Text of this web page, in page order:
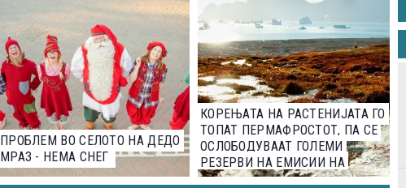
ПРОБЛЕМ ВО СЕЛОТО НА ДЕДО
МРАЗ - НЕМА СНЕГ
КОРЕЊАТА НА РАСТЕНИЈАТА ГО
ТОПАТ ПЕРМАФРОСТОТ, ПА СЕ
ОСЛОБОДУВААТ ГОЛЕМИ
РЕЗЕРВИ НА ЕМИСИИ НА
ЈАГЛЕРОД